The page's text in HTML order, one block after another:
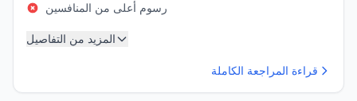
رسوم أعلى من المنافسين
المزيد من التفاصيل
قراءة المراجعة الكاملة